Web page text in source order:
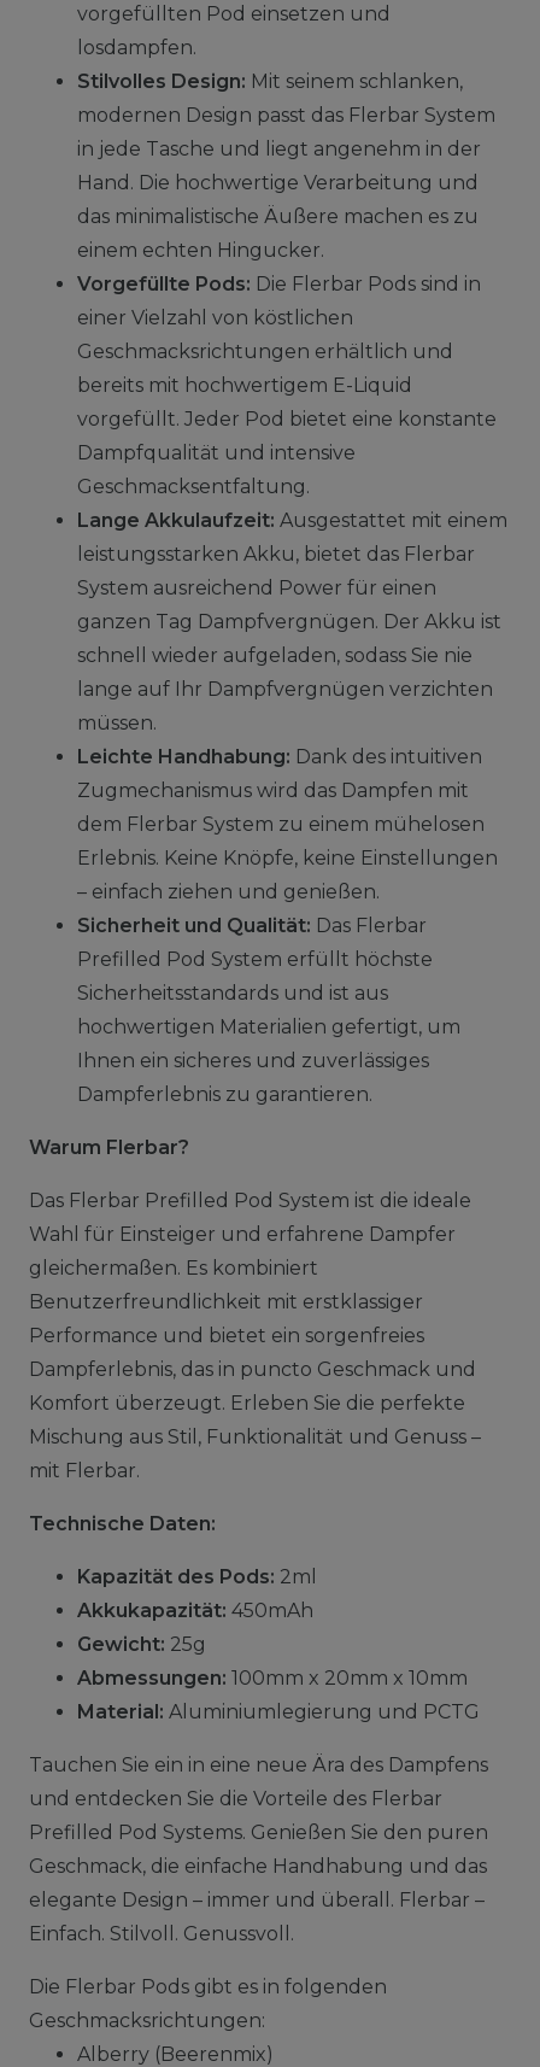
vorgefüllten Pod einsetzen und
losdampfen.
Stilvolles Design: Mit seinem schlanken,
modernen Design passt das Flerbar System
in jede Tasche und liegt angenehm in der
Hand. Die hochwertige Verarbeitung und
das minimalistische Äußere machen es zu
einem echten Hingucker.
Vorgefüllte Pods: Die Flerbar Pods sind in
einer Vielzahl von köstlichen
Geschmacksrichtungen erhältlich und
bereits mit hochwertigem E-Liquid
vorgefüllt. Jeder Pod bietet eine konstante
Dampfqualität und intensive
Geschmacksentfaltung.
Lange Akkulaufzeit: Ausgestattet mit einem
leistungsstarken Akku, bietet das Flerbar
System ausreichend Power für einen
ganzen Tag Dampfvergnügen. Der Akku ist
schnell wieder aufgeladen, sodass Sie nie
lange auf Ihr Dampfvergnügen verzichten
müssen.
Leichte Handhabung: Dank des intuitiven
Zugmechanismus wird das Dampfen mit
dem Flerbar System zu einem mühelosen
Erlebnis. Keine Knöpfe, keine Einstellungen
– einfach ziehen und genießen.
Sicherheit und Qualität: Das Flerbar
Prefilled Pod System erfüllt höchste
Sicherheitsstandards und ist aus
hochwertigen Materialien gefertigt, um
Ihnen ein sicheres und zuverlässiges
Dampferlebnis zu garantieren.
Warum Flerbar?
Das Flerbar Prefilled Pod System ist die ideale
Wahl für Einsteiger und erfahrene Dampfer
gleichermaßen. Es kombiniert
Benutzerfreundlichkeit mit erstklassiger
Performance und bietet ein sorgenfreies
Dampferlebnis, das in puncto Geschmack und
Komfort überzeugt. Erleben Sie die perfekte
Mischung aus Stil, Funktionalität und Genuss –
mit Flerbar.
Technische Daten:
Kapazität des Pods: 2ml
Akkukapazität: 450mAh
Gewicht: 25g
Abmessungen: 100mm x 20mm x 10mm
Material: Aluminiumlegierung und PCTG
Tauchen Sie ein in eine neue Ära des Dampfens
und entdecken Sie die Vorteile des Flerbar
Prefilled Pod Systems. Genießen Sie den puren
Geschmack, die einfache Handhabung und das
elegante Design – immer und überall. Flerbar –
Einfach. Stilvoll. Genussvoll.
Die Flerbar Pods gibt es in folgenden
Geschmacksrichtungen:
Alberry (Beerenmix)